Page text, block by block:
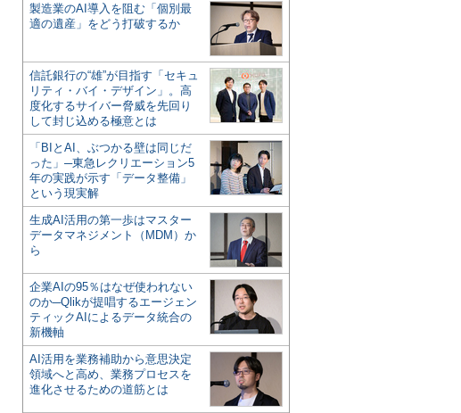
製造業のAI導入を阻む「個別最
適の遺産」をどう打破するか
信託銀行の“雄”が目指す「セキュ
リティ・バイ・デザイン」。高
度化するサイバー脅威を先回り
して封じ込める極意とは
「BIとAI、ぶつかる壁は同じだ
った」─東急レクリエーション5
年の実践が示す「データ整備」
という現実解
生成AI活用の第一歩はマスター
データマネジメント（MDM）か
ら
企業AIの95％はなぜ使われない
のか─Qlikが提唱するエージェン
ティックAIによるデータ統合の
新機軸
AI活用を業務補助から意思決定
領域へと高め、業務プロセスを
進化させるための道筋とは